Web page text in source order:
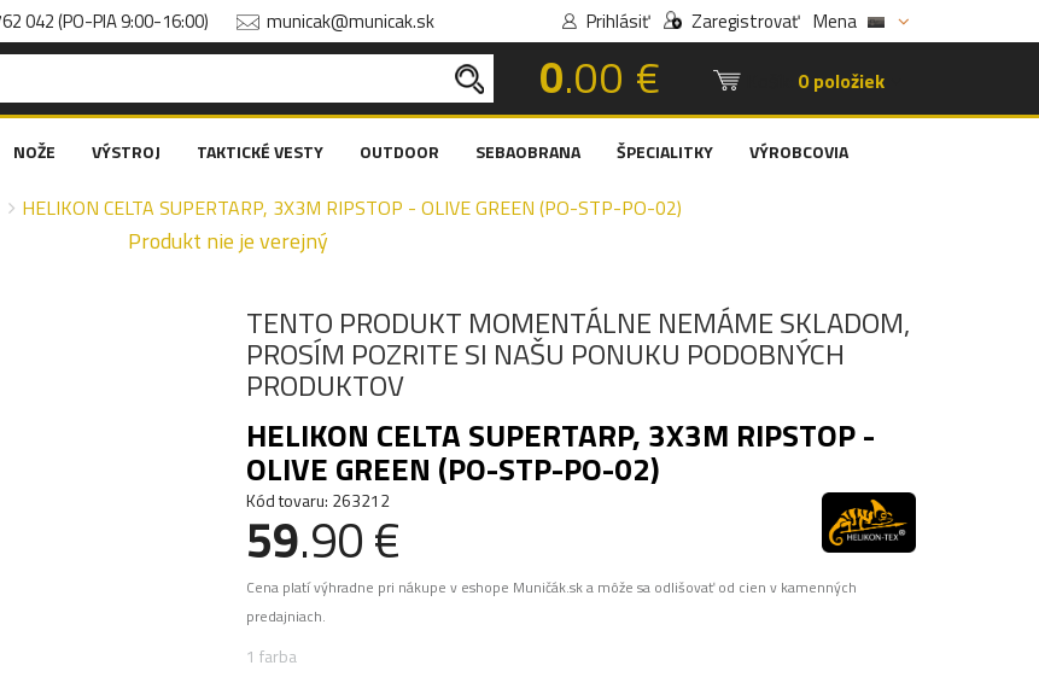
042 (PO-PIA 9:00-16:00) municak@municak.sk Prihlásiť Zaregistrovať Mena
0.00 € 0 položiek
NOŽE VÝSTROJ TAKTICKÉ VESTY OUTDOOR SEBAOBRANA ŠPECIALITKY VÝROBCOVIA
HELIKON CELTA SUPERTARP, 3X3M RIPSTOP - OLIVE GREEN (PO-STP-PO-02)
Produkt nie je verejný
TENTO PRODUKT MOMENTÁLNE NEMÁME SKLADOM,
PROSÍM POZRITE SI NAŠU PONUKU PODOBNÝCH
PRODUKTOV
HELIKON CELTA SUPERTARP, 3X3M RIPSTOP -
OLIVE GREEN (PO-STP-PO-02)
Kód tovaru: 263212
59.90 €
Cena platí výhradne pri nákupe v eshope Muničák.sk a môže sa odlišovať od cien v kamenných
predajniach.
1 farba